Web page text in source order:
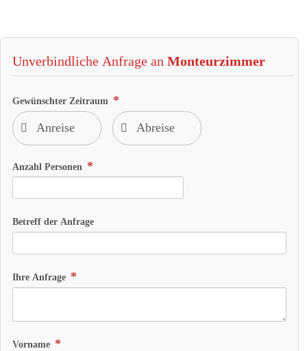
Unverbindliche Anfrage an Monteurzimmer
Gewünschter Zeitraum
Anzahl Personen
Betreff der Anfrage
Ihre Anfrage
Vorname